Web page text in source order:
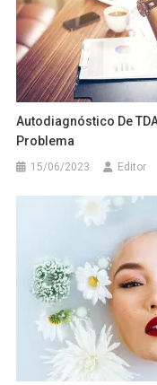
Autodiagnóstico De
Problema
15/06/2023 Editor